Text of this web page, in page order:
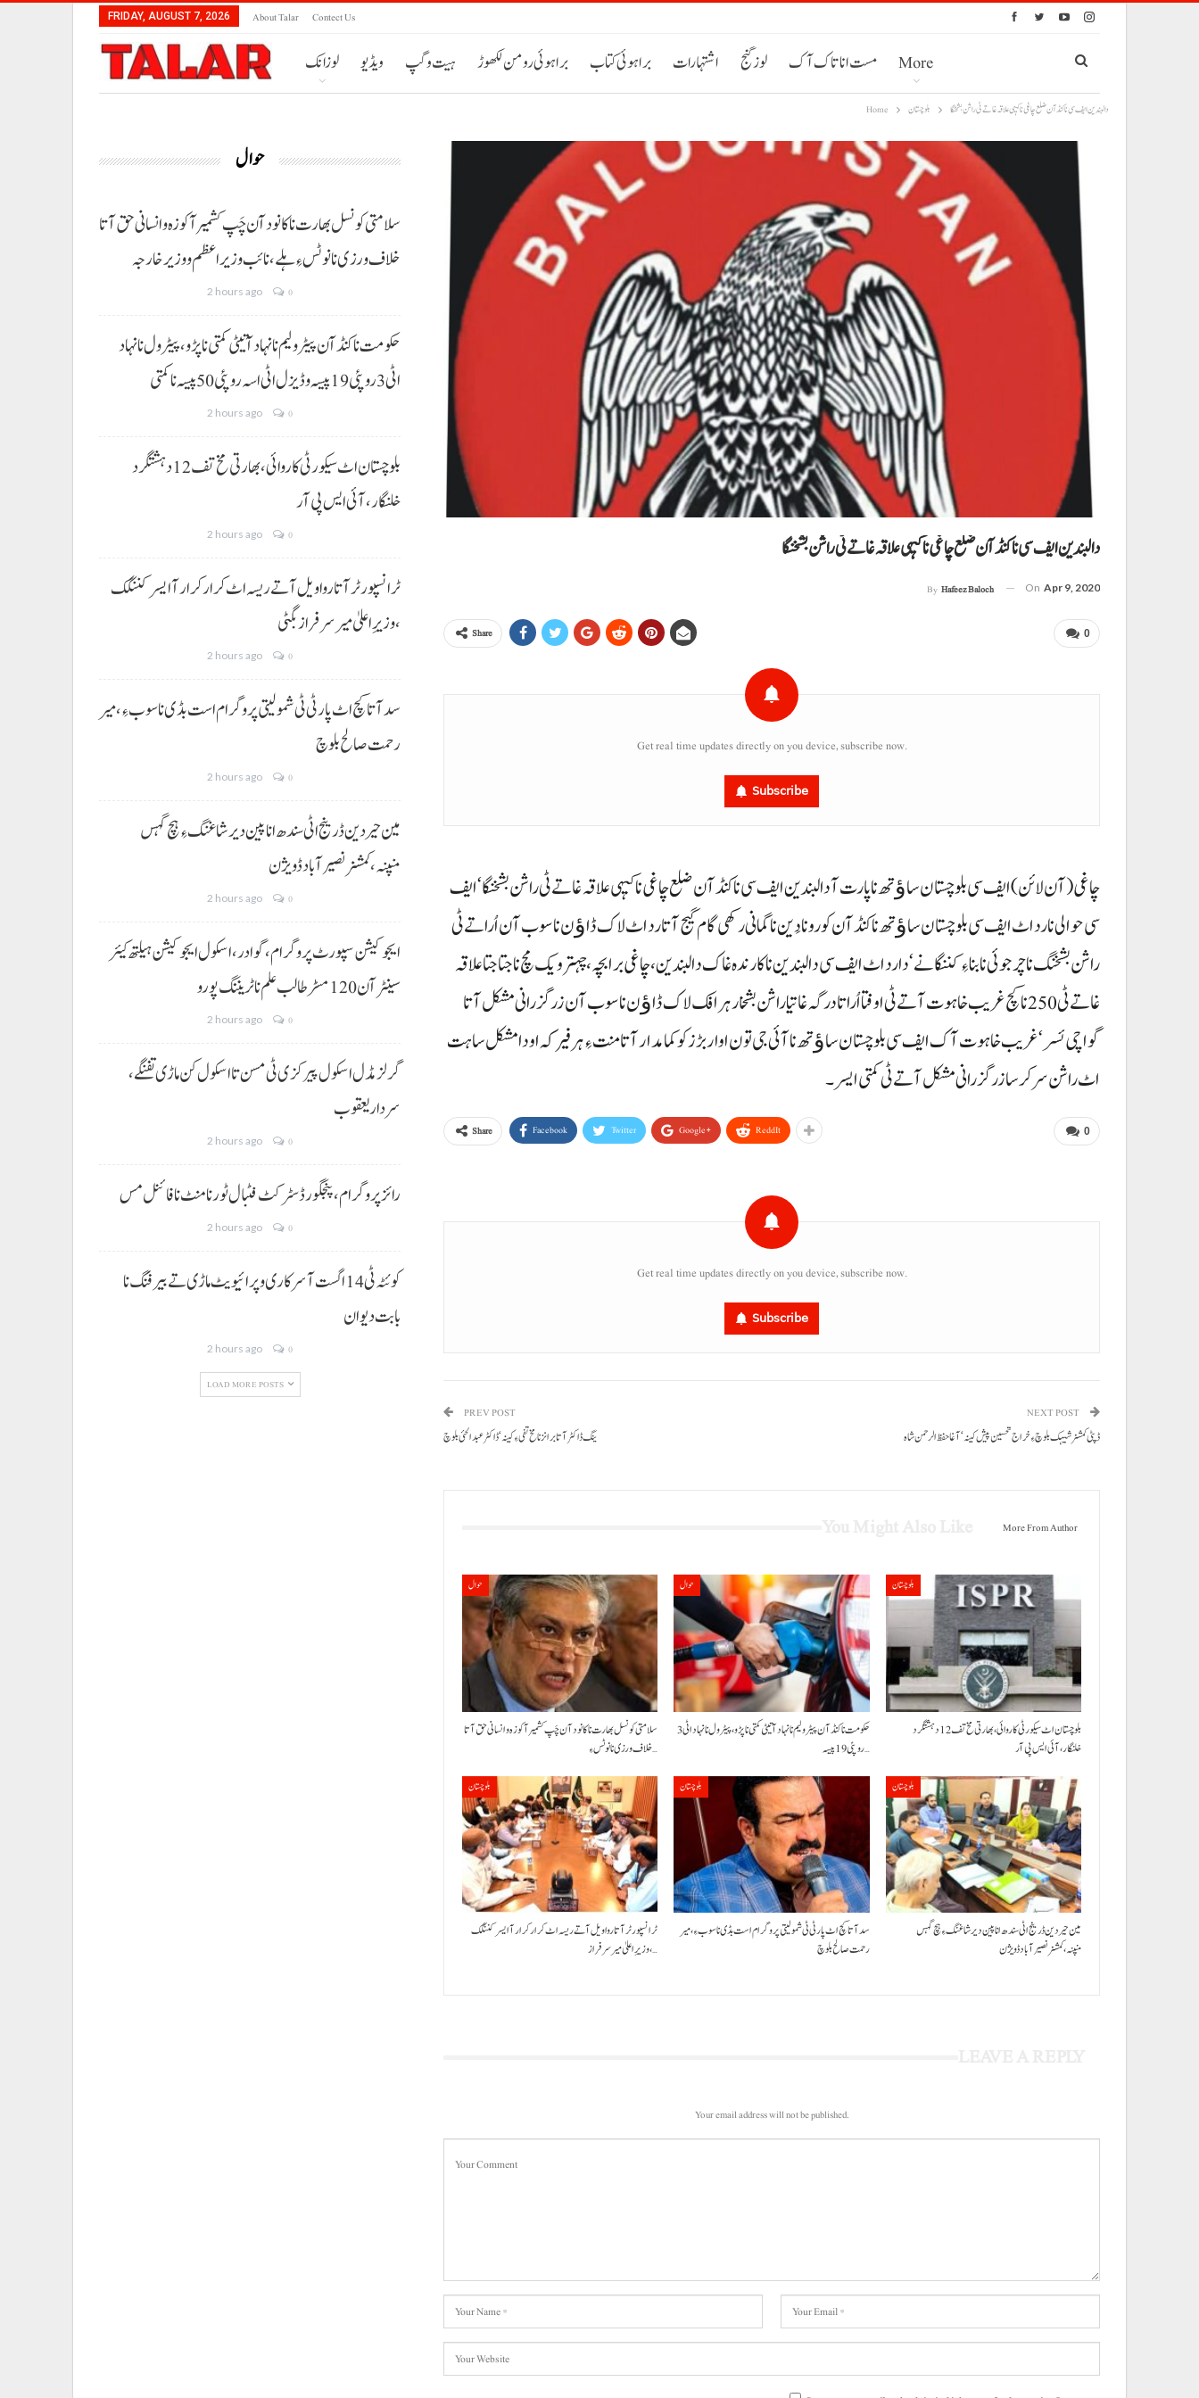
FRIDAY, AUGUST 7, 2026 About Talar Contect Us
لوزانک ویڈیو ہیت و گپ براہوئی رومن لکھوڑ براہوئی کتاب اشتہارات لوز گنج مست انا تاک آک More
Home بلوچستان دالبندین ایف سی ناکنڈآن ضلع چاغی نا کیہی علاقہ غاتے ٹی راشن بشخنگا
دالبندین ایف سی ناکنڈآن ضلع چاغی نا کیہی علاقہ غاتے ٹی راشن بشخنگا
By Hafeez Baloch On Apr 9, 2020
0
Share
Get real time updates directly on you device, subscribe now.
Subscribe
چاغی (آن لائن) ایف سی بلوچستان ساﺅتھ نا پارت آ دالبندین ایف سی ناکنڈآن ضلع چاغی ناکیہی علاقہ غاتے ٹی راشن بشخنگا‘ ایف
سی حوالی نارد اٹ ایف سی بلوچستان ساﺅتھ ناکنڈآن کورونا دَین نا گمانی رکھی گام گیج آتا رد اٹ لاک ڈاﺅن نا سوب آن اُراتے ٹی
راشن بشخنگ نا چرجوئی نا بناءِ کننگانے‘ دا رد اٹ ایف سی دالبندین نا کارندہ غاک دالبندین، چاغی برابچہ، چہتر و یک مچ نا جتا جتا علاقہ
غاتے ٹی 250 نا کچ غریب خاہوت آتے ٹی اوفتا اُراتا درگہ غاتیا راشن بشخار ہرافک لاک ڈاﺅن ناسوب آن زرگزرانی مشکل آتا
گواچی ئسر‘ غریب خاہوت آک ایف سی بلوچستان ساﺅتھ نا آئی جی تون اوار بڑزکو کمامدار آتا منت ءِ ہرفیر کہ او دا مشکل ساہت
اٹ راشن سر کرسا زرگزرانی مشکل آتے ٹی کمتی ایسر۔
0
Share Facebook Twitter Google+ ReddIt
Get real time updates directly on you device, subscribe now.
Subscribe
PREV POST
ینگ ڈاکٹر آتا برانز نا مخ تفی ءِ کینہ‘ڈاکٹر عبدالحئی بلوچ
NEXT POST
ڈپٹی کمشنر شیہک بلوچ ءِ خراج تحسین پیش کینہ‘آغاحفظ الرحمن شاہ
More From Author
حوال
سلامتی کونسل بھارت نا کانود آن چَپ کشمیر آ کوزہ و انسانی حق آتا
خلاف ورزی نا نوٹس ءِ…
حوال
حکومت نا کنڈ آن پیٹرولیم نا نہاد آتیٹی کمتی نا پڑو،پیٹرول نا نہاد اٹی 3
روپئی 19 پیسہ…
بلوچستان
بلوچستان اٹ سیکورٹی کاروائی، بھارتی مخ تف 12 دہشتگرد
خلنگار،آئی ایس پی آر
بلوچستان
ٹرانسپورٹر آتا روا ویل آتے ریسہ اٹ کرار کرار آ ایسر کننگک
،وزیرِ اعلیٰ میر سرفراز…
بلوچستان
سد آتا کچ اٹ پارٹی ٹی شمولیتی پروگرام است بڈی نا سوب ءِ،میر
رحمت صالح بلوچ
بلوچستان
مین حیردین ڈرینج اٹی سندھ انا پین دیر شاغنگ ءِ ہچ گہس
منپنہ،کمشنر نصیرآباد ڈویژن
Your email address will not be published.
حوال
سلامتی کونسل بھارت نا کانود آن چَپ کشمیر آ کوزہ و انسانی حق آتا
خلاف ورزی نا نوٹس ءِ ہلے،نائب وزیراعظم و وزیر خارجہ
2 hours ago 0
حکومت نا کنڈ آن پیٹرولیم نا نہاد آتیٹی کمتی نا پڑو،پیٹرول نا نہاد
اٹی 3 روپئی 19 پیسہ و ڈیزل اٹی اسہ روپئی 50 پیسہ نا کمتی
2 hours ago 0
بلوچستان اٹ سیکورٹی کاروائی، بھارتی مخ تف 12 دہشتگرد
خلنگار،آئی ایس پی آر
2 hours ago 0
ٹرانسپورٹر آتا روا ویل آتے ریسہ اٹ کرار کرار آ ایسر کننگک
،وزیرِ اعلیٰ میر سرفراز بگٹی
2 hours ago 0
سد آتا کچ اٹ پارٹی ٹی شمولیتی پروگرام است بڈی نا سوب ءِ،میر
رحمت صالح بلوچ
2 hours ago 0
مین حیردین ڈرینج اٹی سندھ انا پین دیر شاغنگ ءِ ہچ گہس
منپنہ،کمشنر نصیرآباد ڈویژن
2 hours ago 0
ایجوکیشن سپورٹ پروگرام،گوادر، اسکول ایجوکیشن ہیلتھ کیئر
سینٹر آن 120 مسڑ طالب علم نا ٹریننگ پورو
2 hours ago 0
گرلز مڈل اسکول پیرکزی ٹی مسن تا اسکول کن ماڑی تفنگے،
سردار یعقوب
2 hours ago 0
رائز پروگرام، پنجگور ڈسٹرکٹ فٹبال ٹورنامنٹ نا فائنل مس
2 hours ago 0
کوئٹہ ٹی 14 اگست آ سرکاری و پرائیویٹ ماڑی تے بیرفنگ نا
بابت دیوان
2 hours ago 0
LOAD MORE POSTS